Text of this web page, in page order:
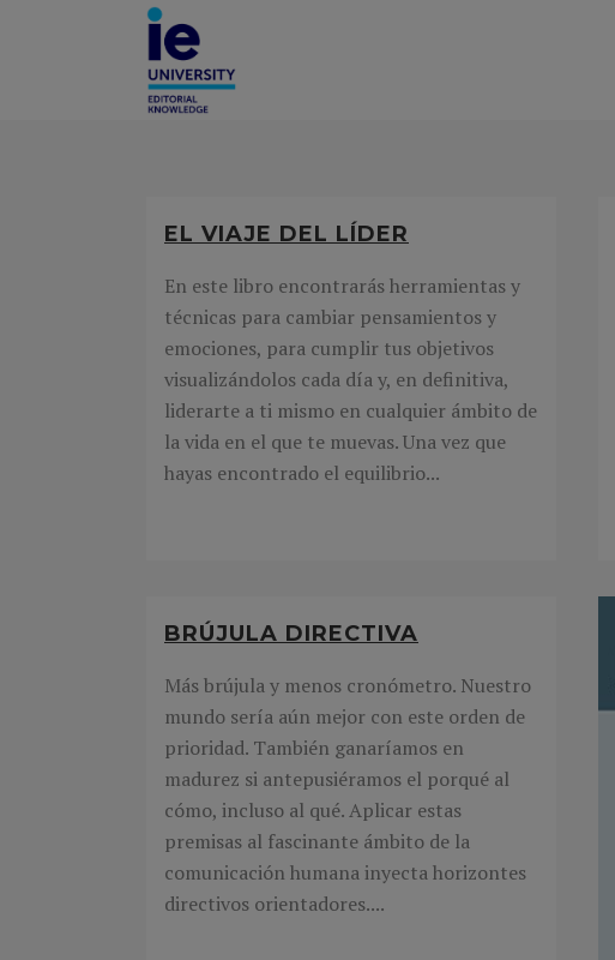
EL VIAJE DEL LÍDER
En este libro encontrarás herramientas y
técnicas para cambiar pensamientos y
emociones, para cumplir tus objetivos
visualizándolos cada día y, en definitiva,
liderarte a ti mismo en cualquier ámbito de
la vida en el que te muevas. Una vez que
hayas encontrado el equilibrio...
BRÚJULA DIRECTIVA
Más brújula y menos cronómetro. Nuestro
mundo sería aún mejor con este orden de
prioridad. También ganaríamos en
madurez si antepusiéramos el porqué al
cómo, incluso al qué. Aplicar estas
premisas al fascinante ámbito de la
comunicación humana inyecta horizontes
directivos orientadores....